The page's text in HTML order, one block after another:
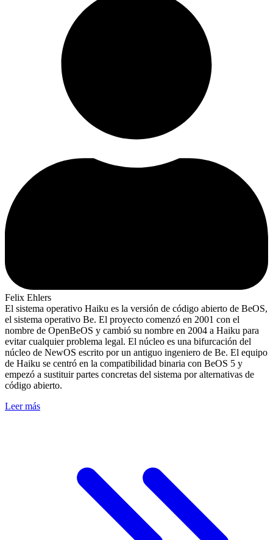
Felix Ehlers
El sistema operativo Haiku es la versión de código abierto de BeOS,
el sistema operativo Be. El proyecto comenzó en 2001 con el
nombre de OpenBeOS y cambió su nombre en 2004 a Haiku para
evitar cualquier problema legal. El núcleo es una bifurcación del
núcleo de NewOS escrito por un antiguo ingeniero de Be. El equipo
de Haiku se centró en la compatibilidad binaria con BeOS 5 y
empezó a sustituir partes concretas del sistema por alternativas de
código abierto.
Leer más